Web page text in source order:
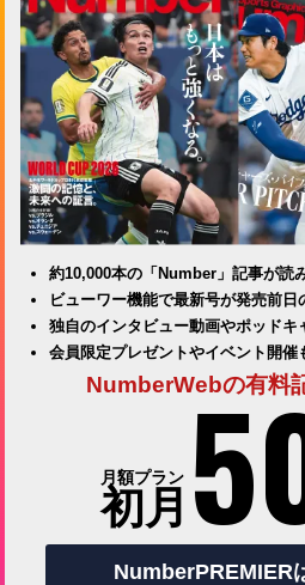
約10,000本の「Number」記事が読
ビューワー機能で最新号が発売前日
独自のインタビュー動画やポッドキ
会員限定プレゼントやイベント開催
NumberWebの有料
月額プラン
初月
NumberPREMIER